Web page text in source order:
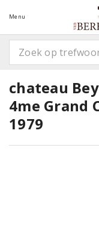
Menu
chateau
4me Grand
1979